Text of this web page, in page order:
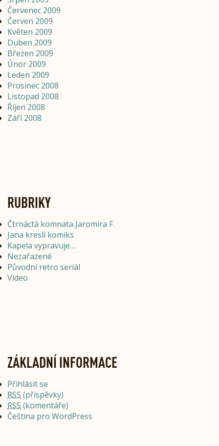
Červenec 2009
Červen 2009
Květen 2009
Duben 2009
Březen 2009
Únor 2009
Leden 2009
Prosinec 2008
Listopad 2008
Říjen 2008
Září 2008
RUBRIKY
Čtrnáctá komnata Jaromíra F.
Jana kreslí komiks
Kapela vypravuje…
Nezařazené
Původní retro seriál
Video
ZÁKLADNÍ INFORMACE
Přihlásit se
RSS (příspěvky)
RSS (komentáře)
Čeština pro WordPress